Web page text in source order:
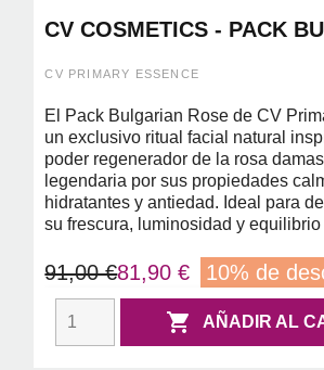
CV COSMETICS - PACK
CREMA FACIAL
CV PRIMARY ESSENCE
El Pack Bulgarian Rose de CV
un exclusivo ritual facial natural
poder regenerador de la rosa
legendaria por sus propiedades
hidratantes y antiedad. Ideal para
su frescura, luminosidad y equilibrio
91,00 €81,90 € 10% de
 AÑADIR AL